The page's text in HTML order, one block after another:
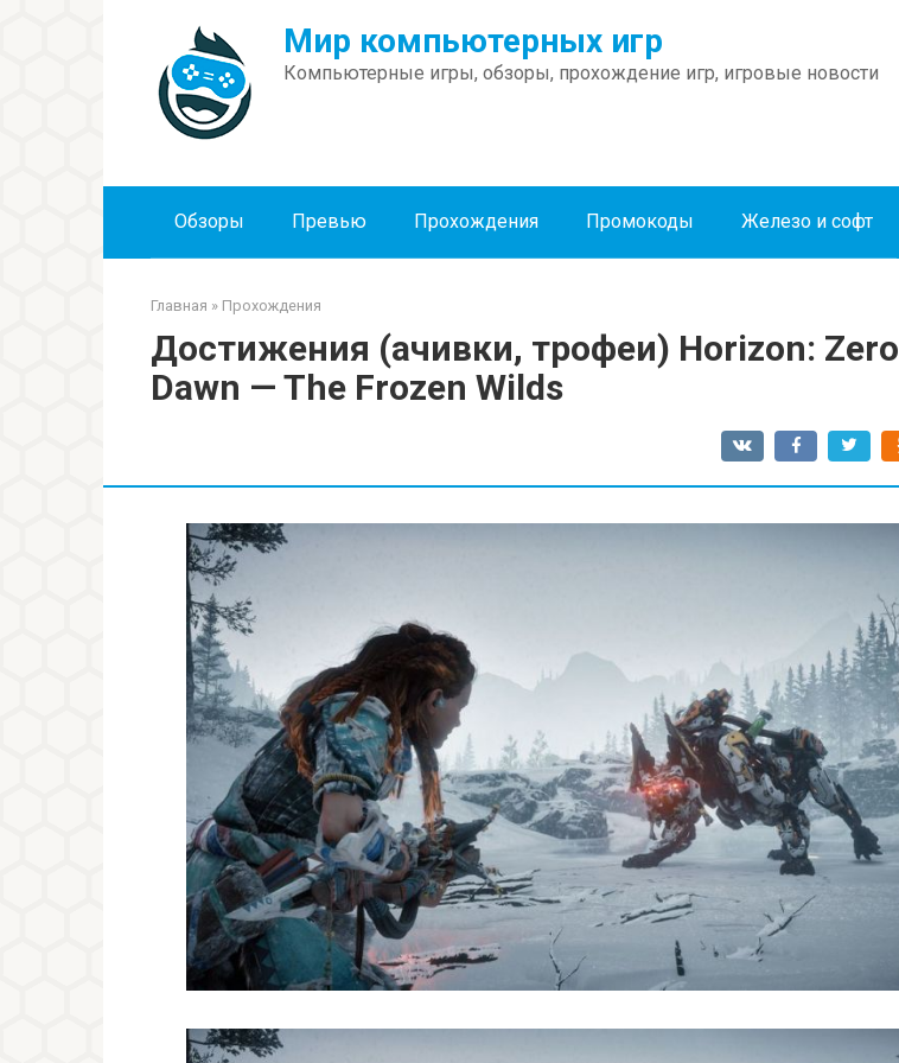
Мир компьютерных игр
Компьютерные игры, обзоры, прохождение игр, игровые новости
Обзоры Превью Прохождения Промокоды Железо и софт
Главная » Прохождения
Достижения (ачивки, трофеи) Horizon: Zero
Dawn — The Frozen Wilds